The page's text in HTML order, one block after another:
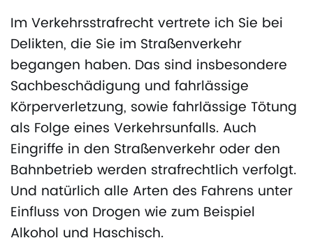
Im Verkehrsstrafrecht vertrete ich Sie bei
Delikten, die Sie im Straßenverkehr
begangen haben. Das sind insbesondere
Sachbeschädigung und fahrlässige
Körperverletzung, sowie fahrlässige Tötung
als Folge eines Verkehrsunfalls. Auch
Eingriffe in den Straßenverkehr oder den
Bahnbetrieb werden strafrechtlich verfolgt.
Und natürlich alle Arten des Fahrens unter
Einfluss von Drogen wie zum Beispiel
Alkohol und Haschisch.